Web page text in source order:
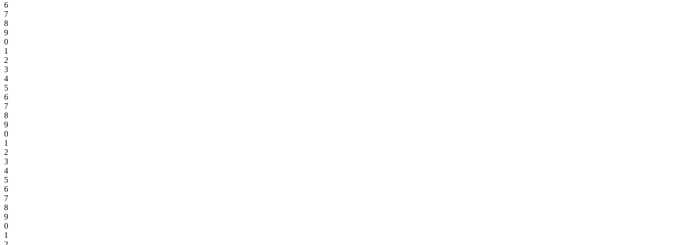
6
7
8
9
0
1
2
3
4
5
6
7
8
9
0
1
2
3
4
5
6
7
8
9
0
1